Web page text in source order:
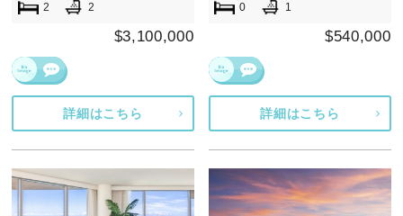
2 2
$3,100,000
詳細はこちら
0 1
$540,000
詳細はこちら